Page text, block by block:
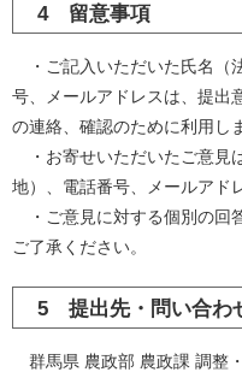
4 留意事項
・ご記入いただいた氏名（
号、メールアドレスは、提出
の連絡、確認のために利用し
・お寄せいただいたご意見
地）、電話番号、メールアド
・ご意見に対する個別の回
ご了承ください。
5 提出先・問い合わ
群馬県 農政部 農政課 調整